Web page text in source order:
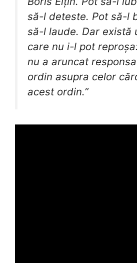
să-l deteste. Pot să-l
să-l laude. Dar există
care nu i-l pot
nu a aruncat
ordin asupra celor
acest ordin.”